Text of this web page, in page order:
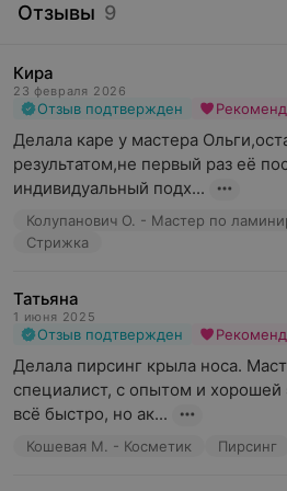
Отзывы 9
Кира
23 февраля 2026
Отзыв подтвержден
Делала каре у мастера
результатом,не первый раз её
индивидуальный подх...
Стрижка
Татьяна
1 июня 2025
Отзыв подтвержден
Делала пирсинг крыла носа.
специалист, с опытом и хорошей
всё быстро, но ак...
Кошевая М. - Косметик Пирсинг